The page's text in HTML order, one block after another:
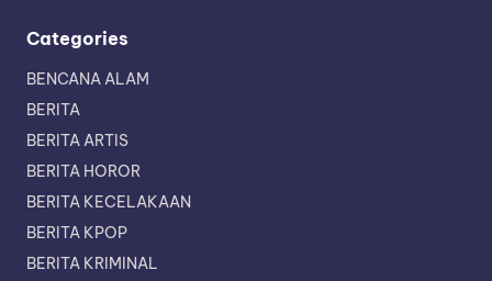
Categories
BENCANA ALAM
BERITA
BERITA ARTIS
BERITA HOROR
BERITA KECELAKAAN
BERITA KPOP
BERITA KRIMINAL